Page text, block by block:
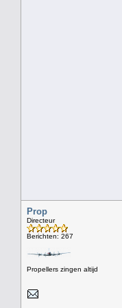
Prop
Directeur
Berichten: 267
Propellers zingen altijd